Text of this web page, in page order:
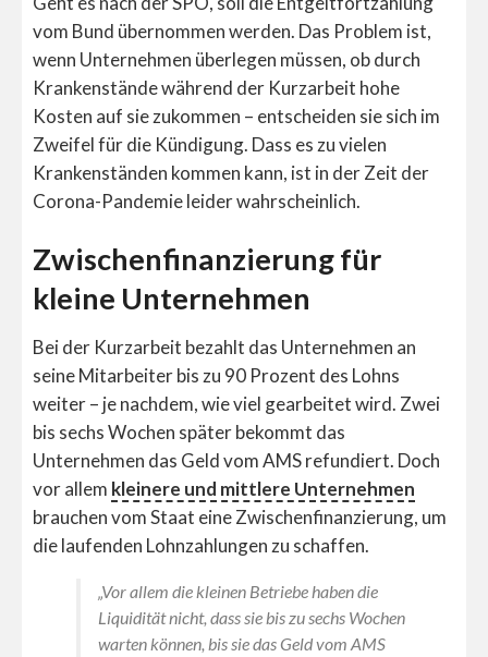
vom Bund übernommen werden. Das Problem ist,
wenn Unternehmen überlegen müssen, ob durch
Krankenstände während der Kurzarbeit hohe
Kosten auf sie zukommen – entscheiden sie sich im
Zweifel für die Kündigung. Dass es zu vielen
Krankenständen kommen kann, ist in der Zeit der
Corona-Pandemie leider wahrscheinlich.
Zwischenfinanzierung für
kleine Unternehmen
Bei der Kurzarbeit bezahlt das Unternehmen an
seine Mitarbeiter bis zu 90 Prozent des Lohns
weiter – je nachdem, wie viel gearbeitet wird. Zwei
bis sechs Wochen später bekommt das
Unternehmen das Geld vom AMS refundiert. Doch
vor allem kleinere und mittlere Unternehmen
brauchen vom Staat eine Zwischenfinanzierung, um
die laufenden Lohnzahlungen zu schaffen.
„Vor allem die kleinen Betriebe haben die
Liquidität nicht, dass sie bis zu sechs Wochen
warten können, bis sie das Geld vom AMS